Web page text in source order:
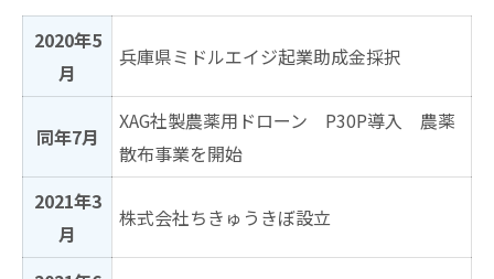
2020年5
月
兵庫県ミドルエイジ起業助成金採択
同年7月
XAG社製農薬用ドローン P30P導入 農薬
散布事業を開始
2021年3
月
株式会社ちきゅうきぼ設立